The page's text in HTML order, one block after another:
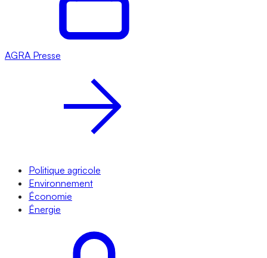
AGRA Presse
Politique agricole
Environnement
Économie
Énergie